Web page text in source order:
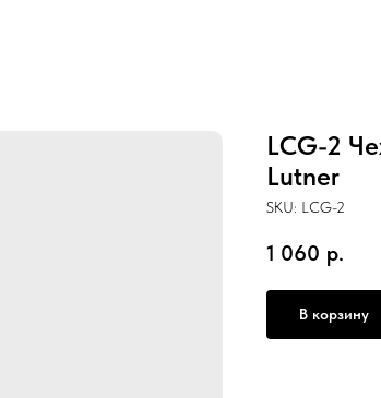
LCG-2
Lutner
SKU: LCG-2
1 060 р.
В корзину